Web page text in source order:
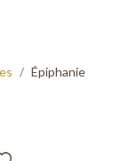
Épiphanie